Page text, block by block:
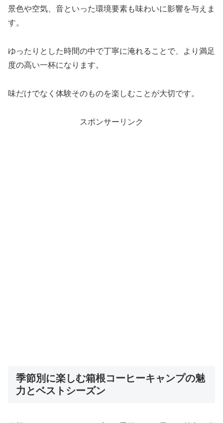
景色や空気、音といった環境要素も味わいに影響を与えま
す。
ゆったりとした時間の中で丁寧に淹れることで、より満足
度の高い一杯になります。
味だけでなく体験そのものを楽しむことが大切です。
スポンサーリンク
季節別に楽しむ箱根コーヒーキャンプの魅
力とベストシーズン